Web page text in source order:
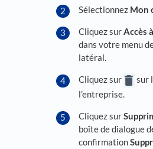
Sélectionnez Mon
Cliquez surAccès
dans votre menu
latéral.
Cliquez sur
sur
l’entreprise.
Cliquez sur
boîte de dialogue
confirmation